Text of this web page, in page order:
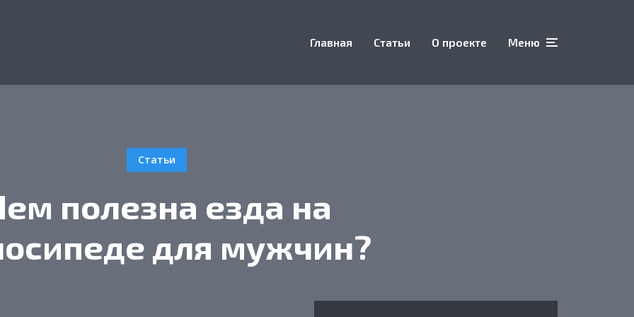
Главная Статьи О проекте Меню
Статьи
полезна езда на
для мужчин?